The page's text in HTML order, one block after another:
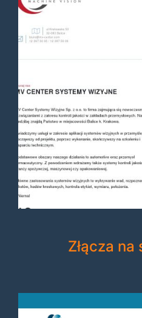
Złącza